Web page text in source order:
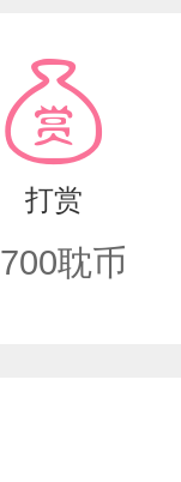
：哦，那
级演员是
思暂时不
打赏
耽币